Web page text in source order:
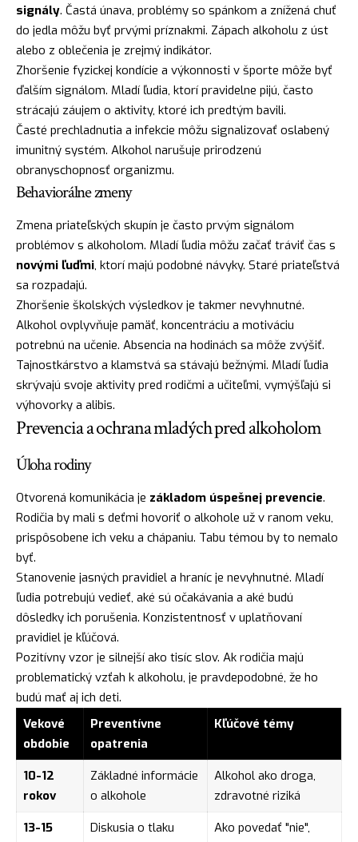
signály. Častá únava, problémy so spánkom a znížená chuť
do jedla môžu byť prvými príznakmi. Zápach alkoholu z úst
alebo z oblečenia je zrejmý indikátor.
Zhoršenie fyzickej kondície a výkonnosti v športe môže byť
ďalším signálom. Mladí ľudia, ktorí pravidelne pijú, často
strácajú záujem o aktivity, ktoré ich predtým bavili.
Časté prechladnutia a infekcie môžu signalizovať oslabený
imunitný systém. Alkohol narušuje prirodzenú
obranyschopnosť organizmu.
Behaviorálne zmeny
Zmena priateľských skupín je často prvým signálom
problémov s alkoholom. Mladí ľudia môžu začať tráviť čas s
novými ľuďmi, ktorí majú podobné návyky. Staré priateľstvá
sa rozpadajú.
Zhoršenie školských výsledkov je takmer nevyhnutné.
Alkohol ovplyvňuje pamäť, koncentráciu a motiváciu
potrebnú na učenie. Absencia na hodinách sa môže zvýšiť.
Tajnostkárstvo a klamstvá sa stávajú bežnými. Mladí ľudia
skrývajú svoje aktivity pred rodičmi a učiteľmi, vymýšľajú si
výhovorky a alibis.
Prevencia a ochrana mladých pred alkoholom
Úloha rodiny
Otvorená komunikácia je základom úspešnej prevencie.
Rodičia by mali s deťmi hovoriť o alkohole už v ranom veku,
prispôsobene ich veku a chápaniu. Tabu témou by to nemalo
byť.
Stanovenie jasných pravidiel a hraníc je nevyhnutné. Mladí
ľudia potrebujú vedieť, aké sú očakávania a aké budú
dôsledky ich porušenia. Konzistentnosť v uplatňovaní
pravidiel je kľúčová.
Pozitívny vzor je silnejší ako tisíc slov. Ak rodičia majú
problematický vzťah k alkoholu, je pravdepodobné, že ho
budú mať aj ich deti.
Vekové
obdobie
Preventívne
opatrenia
Kľúčové témy
10-12
rokov
Základné informácie
o alkohole
Alkohol ako droga,
zdravotné riziká
13-15
Diskusia o tlaku
Ako povedať "nie",